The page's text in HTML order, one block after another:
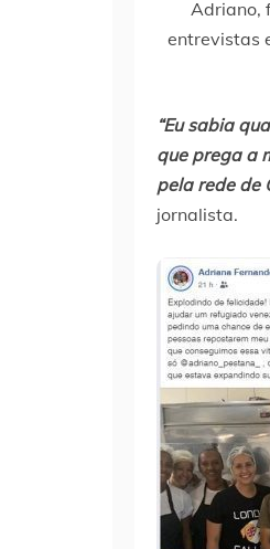
Adriano,
entrevistas
“Eu sabia
que prega a
pela rede de
jornalista.